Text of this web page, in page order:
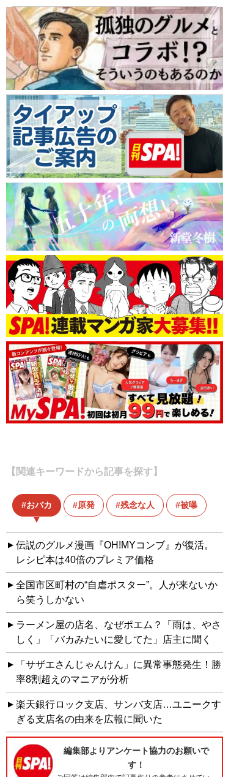
【関連キーワードから記事を探す】
おバカ 原発 残念な人 被曝
伝説のグルメ漫画『OH!MYコンブ』が復活。
レシピ本は40倍のプレミア価格
全国市区町村の“自虐ポスター”。人が来ないか
ら笑うしかない
ラーメン屋の店名、なぜポエム？「雨は、やさ
しく」「バカみたいに愛してた」店主に聞く
「サザエさんじゃんけん」に異常事態発生！勝
率8割超えのマニアが分析
楽天銀行ロック支店、サンバ支店…ユニークす
ぎる支店名の由来を広報に聞いた